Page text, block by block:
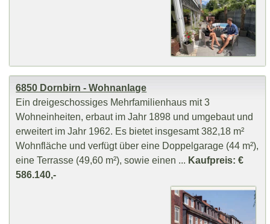
6850 Dornbirn - Wohnanlage
Ein dreigeschossiges Mehrfamilienhaus mit 3
Wohneinheiten, erbaut im Jahr 1898 und umgebaut und
erweitert im Jahr 1962. Es bietet insgesamt 382,18 m²
Wohnfläche und verfügt über eine Doppelgarage (44 m²),
eine Terrasse (49,60 m²), sowie einen ... Kaufpreis: €
586.140,-